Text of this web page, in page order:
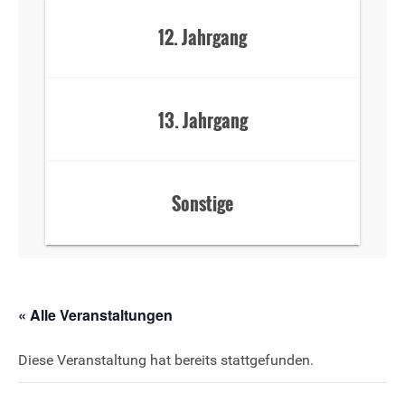
12. Jahrgang
13. Jahrgang
Sonstige
« Alle Veranstaltungen
Diese Veranstaltung hat bereits stattgefunden.